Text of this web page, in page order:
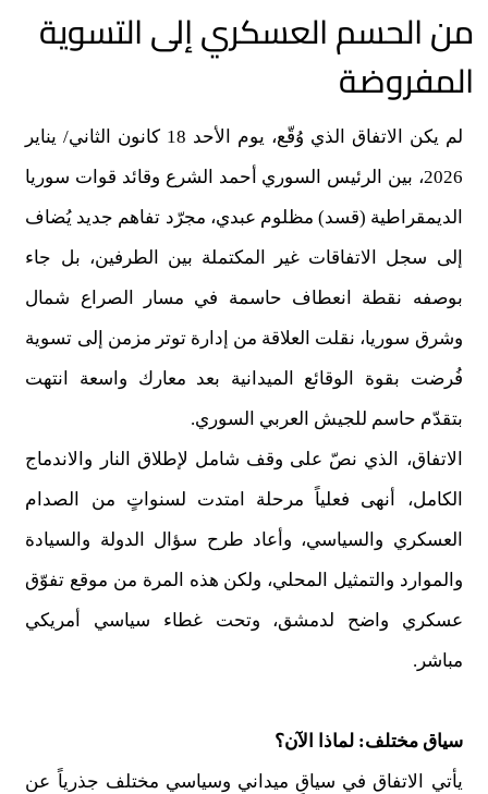
من الحسم العسكري إلى التسوية
المفروضة
لم يكن الاتفاق الذي وُقّع، يوم الأحد 18 كانون الثاني/ يناير
2026، بين الرئيس السوري أحمد الشرع وقائد قوات سوريا
الديمقراطية (قسد) مظلوم عبدي، مجرّد تفاهم جديد يُضاف
إلى سجل الاتفاقات غير المكتملة بين الطرفين، بل جاء
بوصفه نقطة انعطاف حاسمة في مسار الصراع شمال
وشرق سوريا، نقلت العلاقة من إدارة توتر مزمن إلى تسوية
فُرضت بقوة الوقائع الميدانية بعد معارك واسعة انتهت
بتقدّم حاسم للجيش العربي السوري.
الاتفاق، الذي نصّ على وقف شامل لإطلاق النار والاندماج
الكامل، أنهى فعلياً مرحلة امتدت لسنواتٍ من الصدام
العسكري والسياسي، وأعاد طرح سؤال الدولة والسيادة
والموارد والتمثيل المحلي، ولكن هذه المرة من موقع تفوّق
عسكري واضح لدمشق، وتحت غطاء سياسي أمريكي
مباشر.
سياق مختلف: لماذا الآن؟
يأتي الاتفاق في سياقٍ ميداني وسياسي مختلف جذرياً عن